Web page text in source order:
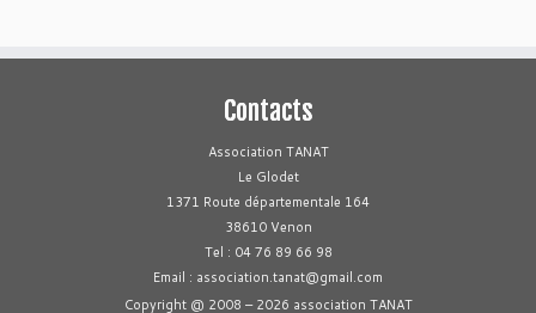
Contacts
Association TANAT
Le Glodet
1371 Route départementale 164
38610 Venon
Tel : 04 76 89 66 98
Email : association.tanat@gmail.com
Copyright @ 2008 – 2026 association TANAT